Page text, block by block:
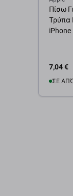
Πίσω
Τρύπα
7,04 €
ΣΕ